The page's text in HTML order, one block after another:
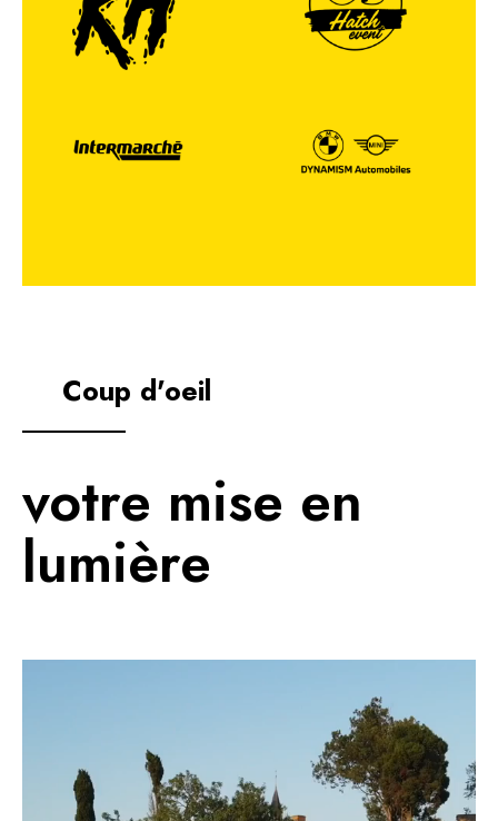
Coup d'oeil
votre mise en
lumière